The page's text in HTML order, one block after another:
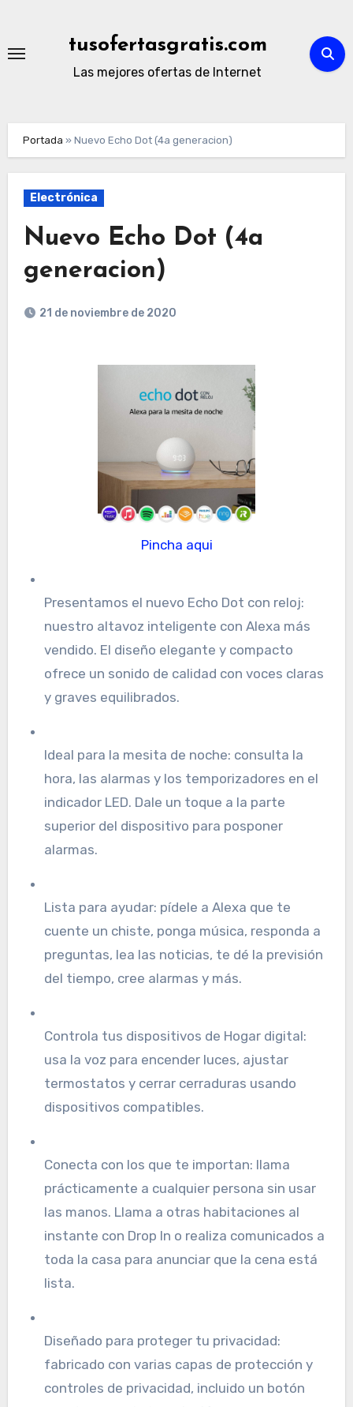
contenido
tusofertasgratis.com
Las mejores ofertas de Internet
Portada »Nuevo Echo Dot (4a generacion)
Electrónica
Nuevo Echo Dot (4a
generacion)
21 de noviembre de 2020
Pincha aqui
Presentamos el nuevo Echo Dot con reloj:
nuestro altavoz inteligente con Alexa más
vendido. El diseño elegante y compacto
ofrece un sonido de calidad con voces claras
y graves equilibrados.
Ideal para la mesita de noche: consulta la
hora, las alarmas y los temporizadores en el
indicador LED. Dale un toque a la parte
superior del dispositivo para posponer
alarmas.
Lista para ayudar: pídele a Alexa que te
cuente un chiste, ponga música, responda a
preguntas, lea las noticias, te dé la previsión
del tiempo, cree alarmas y más.
Controla tus dispositivos de Hogar digital:
usa la voz para encender luces, ajustar
termostatos y cerrar cerraduras usando
dispositivos compatibles.
Conecta con los que te importan: llama
prácticamente a cualquier persona sin usar
las manos. Llama a otras habitaciones al
instante con Drop In o realiza comunicados a
toda la casa para anunciar que la cena está
lista.
Diseñado para proteger tu privacidad:
fabricado con varias capas de protección y
controles de privacidad, incluido un botón